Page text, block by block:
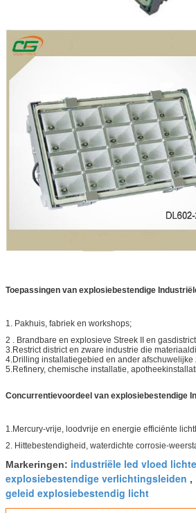
Toepassingen van explosiebestendige
1. Pakhuis, fabriek en workshops;
2 . Brandbare en explosieve Streek II en
3.Restrict district en zware industrie die
4.Drilling installatiegebied en ander afschuwelijke
5.Refinery, chemische installatie,
Concurrentievoordeel van explosiebestendige
1.Mercury-vrije, loodvrije en energie efficiënte
2. Hittebestendigheid, waterdichte corrosie-
Markeringen: industriële led vloed
explosiebestendige verlichtingsleiden ,
geleid explosiebestendig licht